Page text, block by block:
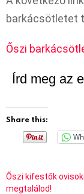
barkácsötletet
Őszi
Írd meg az
Share this:
Őszi kifestők
megtalálod!